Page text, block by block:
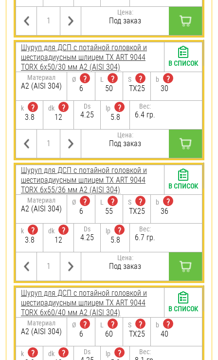
Цена:
Под заказ
Шуруп для ДСП с потайной головкой и
шестирадиусным шлицем TX ART 9044
TORX 6х50/30 мм А2 (AISI 304)
Материал
А2 (AISI 304)
Ø
?
6
L
?
50
S
?
TX25
b
?
30
k
?
3.8
dk
?
12
Ds
4.25
lp
?
5.8
Вес:
6.4 гр.
Цена:
Под заказ
В СПИСОК
Шуруп для ДСП с потайной головкой и
шестирадиусным шлицем TX ART 9044
TORX 6х55/36 мм А2 (AISI 304)
Материал
А2 (AISI 304)
Ø
?
6
L
?
55
S
?
TX25
b
?
36
k
?
3.8
dk
?
12
Ds
4.25
lp
?
5.8
Вес:
6.7 гр.
Цена:
Под заказ
В СПИСОК
Шуруп для ДСП с потайной головкой и
шестирадиусным шлицем TX ART 9044
TORX 6х60/40 мм А2 (AISI 304)
Материал
А2 (AISI 304)
Ø
?
6
L
?
60
S
?
TX25
b
?
40
k
?
dk
?
Ds lp
?
Вес:
В СПИСОК